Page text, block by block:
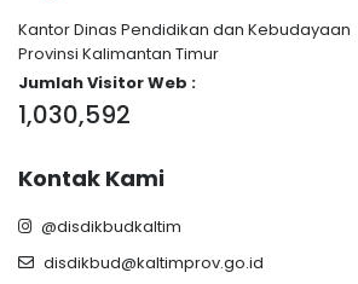
Kantor Dinas Pendidikan dan Kebudayaan
Provinsi Kalimantan Timur
Jumlah Visitor Web :
1,030,592
Kontak Kami
@disdikbudkaltim
disdikbud@kaltimprov.go.id